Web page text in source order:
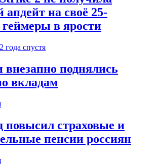
на своё 25-
в ярости
2 года спустя
внезапно поднялись
вкладам
повысил страховые и
пенсии россиян